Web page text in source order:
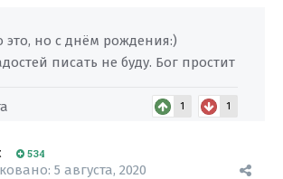
это, но с днём рождения:)
писать не буду. Бог простит
1 1
534
5 августа, 2020